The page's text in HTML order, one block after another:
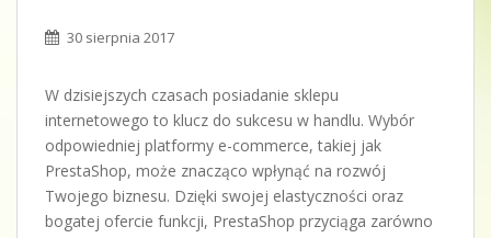
30 sierpnia 2017
W dzisiejszych czasach posiadanie sklepu
internetowego to klucz do sukcesu w handlu. Wybór
odpowiedniej platformy e-commerce, takiej jak
PrestaShop, może znacząco wpłynąć na rozwój
Twojego biznesu. Dzięki swojej elastyczności oraz
bogatej ofercie funkcji, PrestaShop przyciąga zarówno